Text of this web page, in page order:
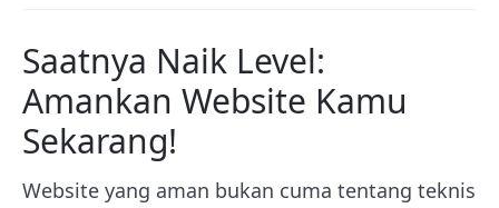
Saatnya Naik Level:
Amankan Website Kamu
Sekarang!
Website yang aman bukan cuma tentang teknis